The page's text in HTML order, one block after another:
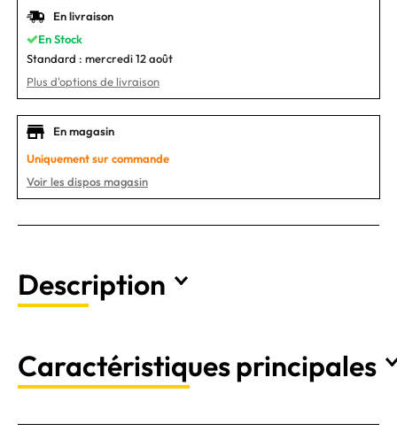
En livraison
En Stock
Standard : mercredi 12 août
Plus d'options de livraison
En magasin
Uniquement sur commande
Voir les dispos magasin
Description
Caractéristiques principales